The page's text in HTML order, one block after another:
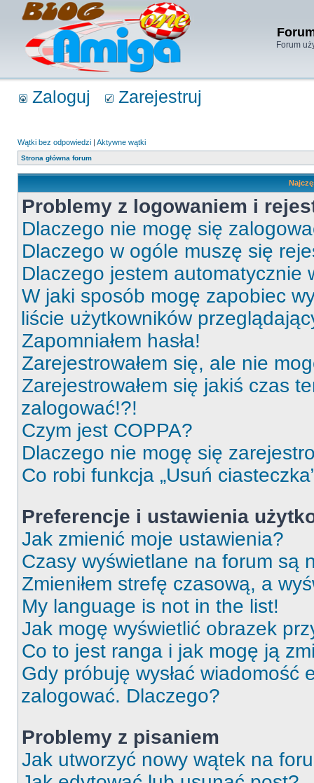
Forum
Zaloguj Zarejestruj
Wątki bez odpowiedzi | Aktywne wątki
Strona główna forum
Problemy z logowaniem i
Dlaczego nie mogę się
Dlaczego w ogóle muszę się
Dlaczego jestem automatycznie
W jaki sposób mogę zapobiec
liście użytkowników
Zapomniałem hasła!
Zarejestrowałem się, ale nie
Zarejestrowałem się jakiś czas
zalogować!?!
Czym jest COPPA?
Dlaczego nie mogę się
Co robi funkcja „Usuń
Preferencje i ustawienia
Jak zmienić moje ustawienia?
Czasy wyświetlane na forum są
Zmieniłem strefę czasową, a
My language is not in the list!
Jak mogę wyświetlić obrazek
Co to jest ranga i jak mogę ją
Gdy próbuję wysłać wiadomość
zalogować. Dlaczego?
Problemy z pisaniem
Jak utworzyć nowy wątek na